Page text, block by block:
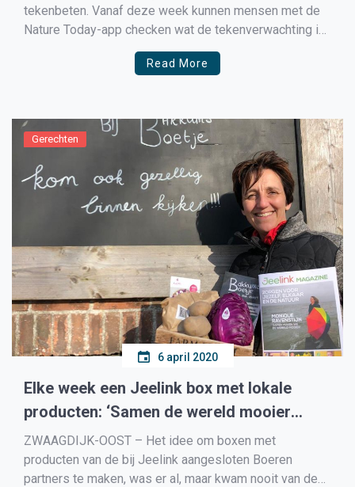
tekenbeten. Vanaf deze week kunnen mensen met de
Nature Today-app checken wat de tekenverwachting is
bij hen in de buurt. Op basis van weersinformatie,
satellietgegevens en het landschap wordt een actuele
Read More
Gerechten
6 april 2020
Elke week een Jeelink box met lokale
producten: ‘Samen de wereld mooier
maken, doe je mee?’
ZWAAGDIJK-OOST – Het idee om boxen met
producten van de bij Jeelink aangesloten Boeren
partners te maken, was er al, maar kwam nooit van de